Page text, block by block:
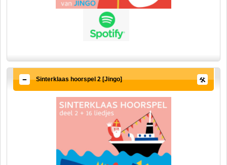
Sinterklaas hoorspel 2 [Jingo]